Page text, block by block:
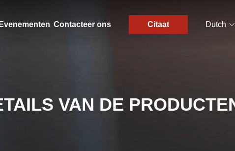
Evenementen Contacteer ons Citaat Dutch
VAN DE